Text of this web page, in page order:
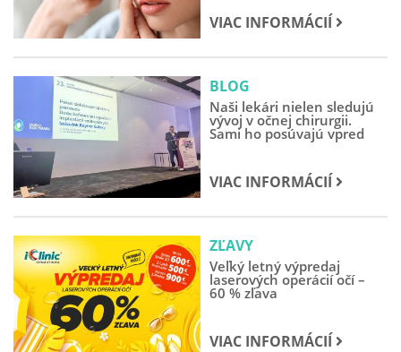
VIAC INFORMÁCIÍ
BLOG
Naši lekári nielen sledujú
vývoj v očnej chirurgii.
Sami ho posúvajú vpred
VIAC INFORMÁCIÍ
ZĽAVY
Veľký letný výpredaj
laserových operácií očí –
60 % zľava
VIAC INFORMÁCIÍ